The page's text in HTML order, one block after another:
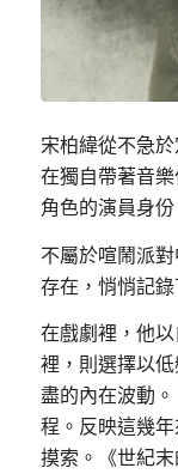
宋柏緯從不急
在獨自帶著音
角色的演員身份
不屬於喧鬧派
存在，悄悄記
在戲劇裡，他
裡，則選擇以
盡的內在波動
程。反映這幾
摸索。《世紀